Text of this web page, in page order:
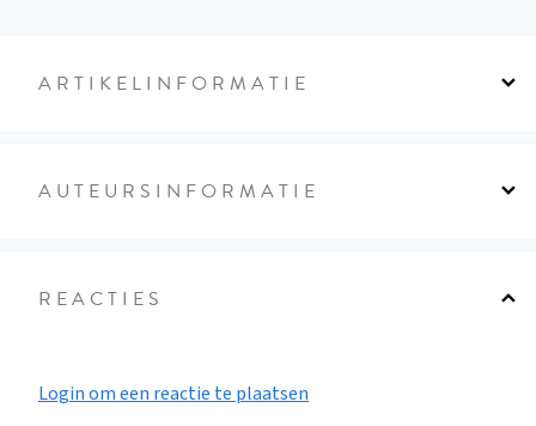
ARTIKELINFORMATIE
AUTEURSINFORMATIE
REACTIES
Login om een reactie te plaatsen